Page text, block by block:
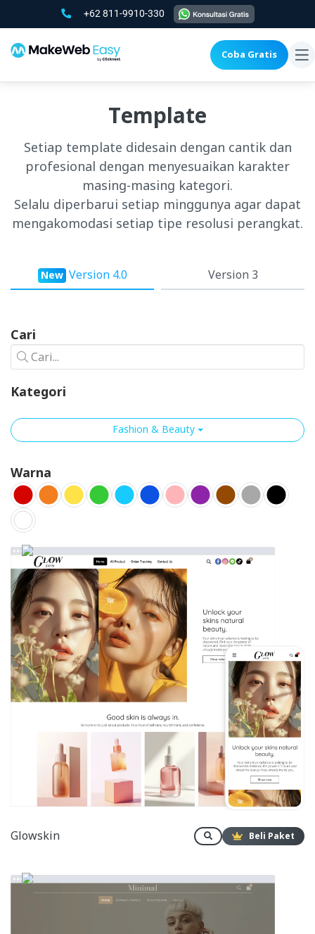
+62 811-9910-330
Coba Gratis
Template
Setiap template didesain dengan cantik dan
profesional dengan menyesuaikan karakter
masing-masing kategori.
Selalu diperbarui setiap minggunya agar dapat
mengakomodasi setiap tipe resolusi perangkat.
NewVersion 4.0 Version 3
Cari
Cari...
Kategori
Fashion & Beauty
Warna
Glowskin Beli Paket